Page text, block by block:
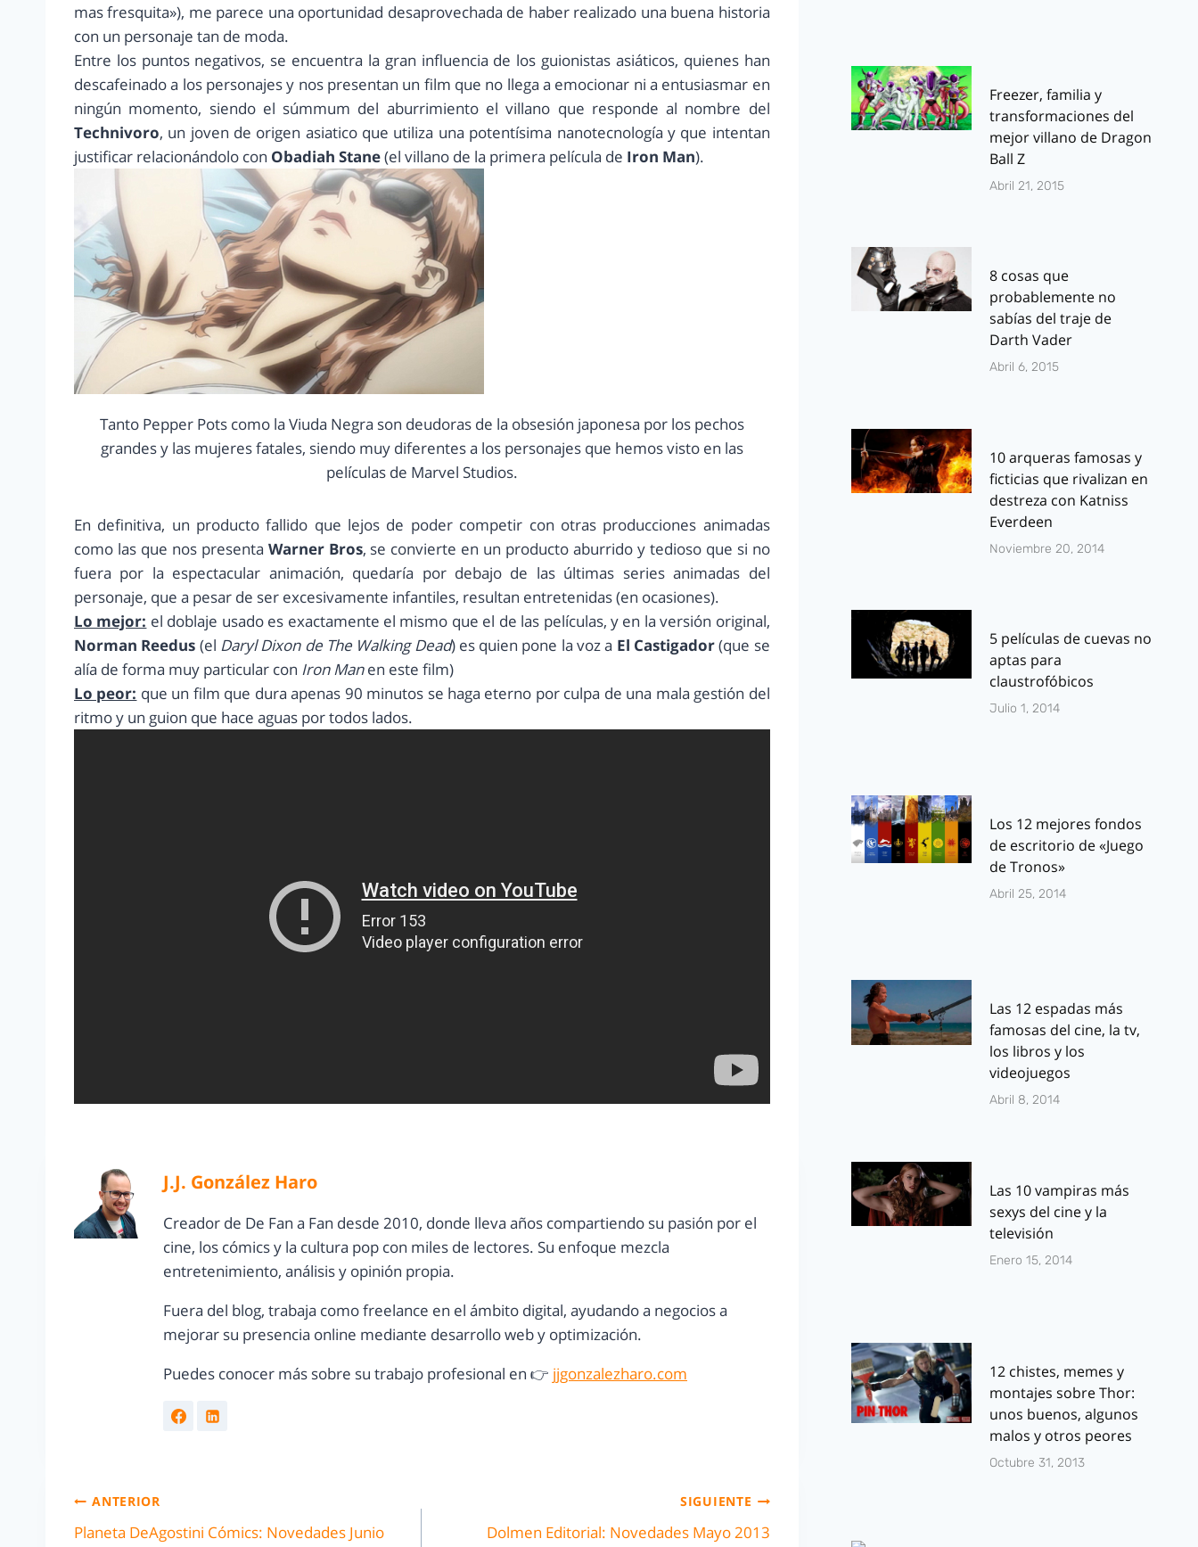
mas fresquita»), me parece una oportunidad desaprovechada de haber realizado una buena historia
con un personaje tan de moda.
Entre los puntos negativos, se encuentra la gran influencia de los guionistas asiáticos, quienes han
descafeinado a los personajes y nos presentan un film que no llega a emocionar ni a entusiasmar en
ningún momento, siendo el súmmum del aburrimiento el villano que responde al nombre del
Technivoro, un joven de origen asiatico que utiliza una potentísima nanotecnología y que intentan
justificar relacionándolo con Obadiah Stane(el villano de la primera película de Iron Man).
Tanto Pepper Pots como la Viuda Negra son deudoras de la obsesión japonesa por los pechos
grandes y las mujeres fatales, siendo muy diferentes a los personajes que hemos visto en las
películas de Marvel Studios.
En definitiva, un producto fallido que lejos de poder competir con otras producciones animadas
como las que nos presenta Warner Bros, se convierte en un producto aburrido y tedioso que si no
fuera por la espectacular animación, quedaría por debajo de las últimas series animadas del
personaje, que a pesar de ser excesivamente infantiles, resultan entretenidas (en ocasiones).
Lo mejor: el doblaje usado es exactamente el mismo que el de las películas, y en la versión original,
Norman Reedus (el Daryl Dixon de The Walking Dead) es quien pone la voz a El Castigador(que se
alía de forma muy particular con Iron Manen este film)
Lo peor: que un film que dura apenas 90 minutos se haga eterno por culpa de una mala gestión del
ritmo y un guion que hace aguas por todos lados.
J.J. González Haro
Creador de De Fan a Fan desde 2010, donde lleva años compartiendo su pasión por el
cine, los cómics y la cultura pop con miles de lectores. Su enfoque mezcla
entretenimiento, análisis y opinión propia.
Fuera del blog, trabaja como freelance en el ámbito digital, ayudando a negocios a
mejorar su presencia online mediante desarrollo web y optimización.
Puedes conocer más sobre su trabajo profesional en 👉 jjgonzalezharo.com
ANTERIOR
Planeta DeAgostini Cómics: Novedades Junio
SIGUIENTE
Dolmen Editorial: Novedades Mayo 2013
Freezer, familia y
transformaciones del
mejor villano de Dragon
Ball Z
Abril 21, 2015
8 cosas que
probablemente no
sabías del traje de
Darth Vader
Abril 6, 2015
10 arqueras famosas y
ficticias que rivalizan en
destreza con Katniss
Everdeen
Noviembre 20, 2014
5 películas de cuevas no
aptas para
claustrofóbicos
Julio 1, 2014
Los 12 mejores fondos
de escritorio de «Juego
de Tronos»
Abril 25, 2014
Las 12 espadas más
famosas del cine, la tv,
los libros y los
videojuegos
Abril 8, 2014
Las 10 vampiras más
sexys del cine y la
televisión
Enero 15, 2014
12 chistes, memes y
montajes sobre Thor:
unos buenos, algunos
malos y otros peores
Octubre 31, 2013